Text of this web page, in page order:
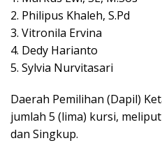
2. Philipus Khaleh, S.Pd
3. Vitronila Ervina
4. Dedy Harianto
5. Sylvia Nurvitasari
Daerah Pemilihan (Dapil)
jumlah 5 (lima) kursi,
dan Singkup.